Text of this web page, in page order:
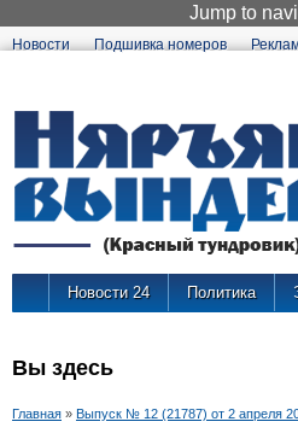
Jump to
Новости Подшивка номеров
Новости 24 Политика
Вы здесь
Главная » Выпуск № 12 (21787) от 2 апреля